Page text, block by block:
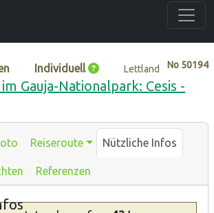
No 50194
Individuell Lettland
Gauja-Nationalpark: Cesis -
Reiseroute Nützliche Infos
Referenzen